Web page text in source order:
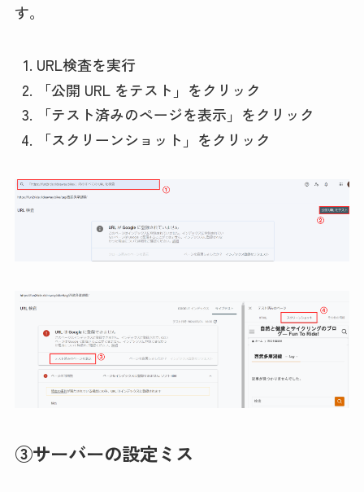
す。
URL検査を実行
「公開 URL をテスト」をクリック
「テスト済みのページを表示」をクリック
「スクリーンショット」をクリック
③サーバーの設定ミス